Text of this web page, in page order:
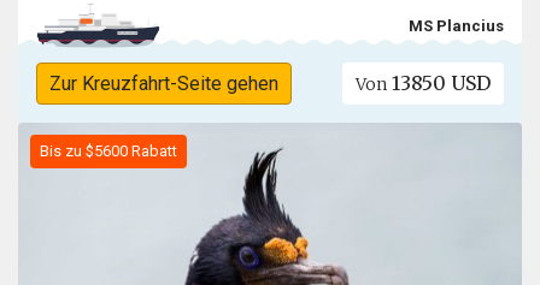
MS Plancius
Zur Kreuzfahrt-Seite gehen Von 13850 USD
Bis zu $5600 Rabatt